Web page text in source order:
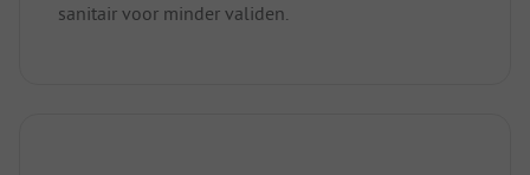
sanitair voor minder validen.